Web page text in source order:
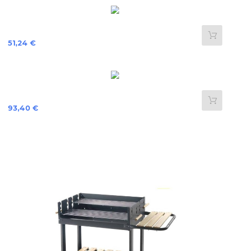
Prix
51,24 €
Prix
93,40 €